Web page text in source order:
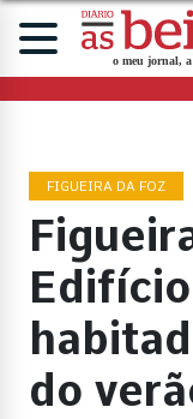
FIGUEIRA DA FOZ
do